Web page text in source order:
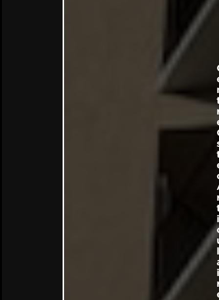
i
l
i